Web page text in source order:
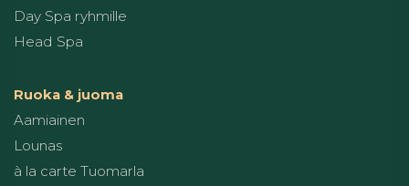
Day Spa ryhmille
Head Spa
Ruoka & juoma
Aamiainen
Lounas
à la carte Tuomarla